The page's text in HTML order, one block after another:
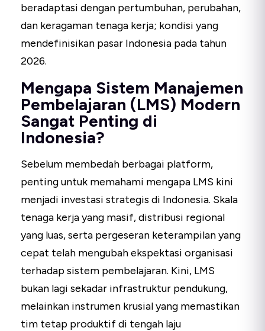
beradaptasi dengan pertumbuhan, perubahan,
dan keragaman tenaga kerja; kondisi yang
mendefinisikan pasar Indonesia pada tahun
2026.
Mengapa Sistem Manajemen
Pembelajaran (LMS) Modern
Sangat Penting di
Indonesia?
Sebelum membedah berbagai platform,
penting untuk memahami mengapa LMS kini
menjadi investasi strategis di Indonesia. Skala
tenaga kerja yang masif, distribusi regional
yang luas, serta pergeseran keterampilan yang
cepat telah mengubah ekspektasi organisasi
terhadap sistem pembelajaran. Kini, LMS
bukan lagi sekadar infrastruktur pendukung,
melainkan instrumen krusial yang memastikan
tim tetap produktif di tengah laju